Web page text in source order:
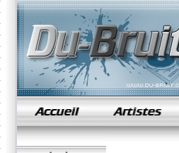
samples de rap